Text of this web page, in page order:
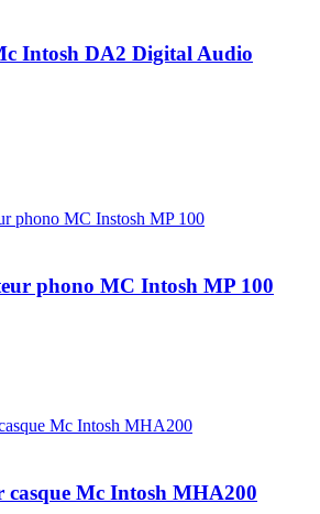
Intosh DA2 Digital Audio
phono MC Intosh MP 100
casque Mc Intosh MHA200